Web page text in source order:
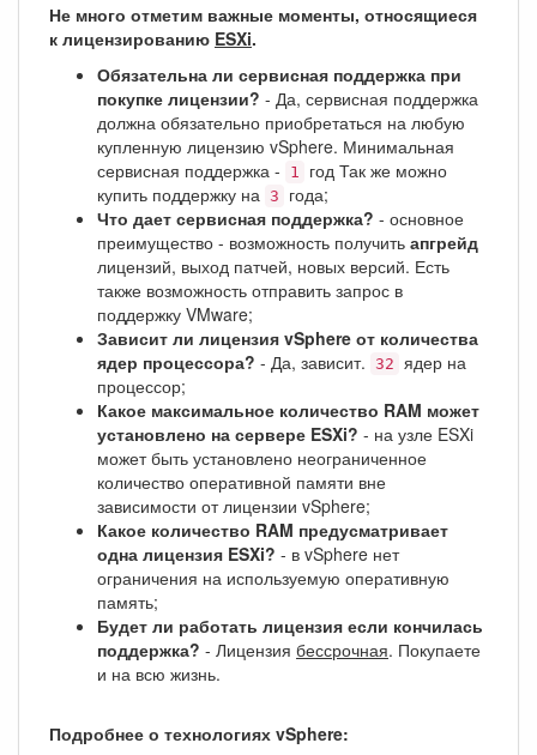
Не много отметим важные моменты, относящиеся
к лицензированию ESXi.
Обязательна ли сервисная поддержка при
покупке лицензии? - Да, сервисная поддержка
должна обязательно приобретаться на любую
купленную лицензию vSphere. Минимальная
сервисная поддержка -
1
год Так же можно
купить поддержку на 3
года;
Что дает сервисная поддержка? - основное
преимущество - возможность получить апгрейд
лицензий, выход патчей, новых версий. Есть
также возможность отправить запрос в
поддержку VMware;
Зависит ли лицензия vSphere от количества
ядер процессора? - Да, зависит. 32 ядер на
процессор;
Какое максимальное количество RAM может
установлено на сервере ESXi? - на узле ESXi
может быть установлено неограниченное
количество оперативной памяти вне
зависимости от лицензии vSphere;
Какое количество RAM предусматривает
одна лицензия ESXi? - в vSphere нет
ограничения на используемую оперативную
память;
Будет ли работать лицензия если кончилась
поддержка? - Лицензия бессрочная. Покупаете
и на всю жизнь.
Подробнее о технологиях vSphere: